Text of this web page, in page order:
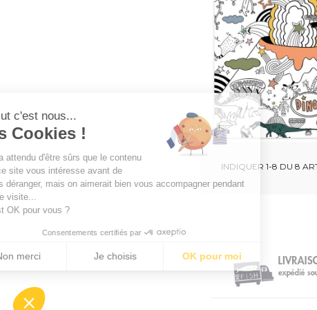

INDIQUER 1-8 DU 8
Salut c'est nous...
les Cookies !
On a attendu d'être sûrs que le contenu
de ce site vous intéresse avant de
vous déranger, mais on aimerait bien vous accompagner pendant
votre visite...
C'est OK pour vous ?
Consentements certifiés par
Non merci OK pour moi
Plateforme de Gestion du Consentement : Personnalisez vos
Notre plateforme vous permet d'adapter et de gérer vos